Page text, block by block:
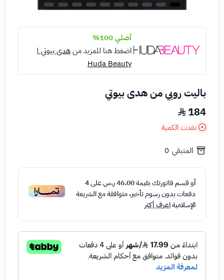
أصلي 100%
اضغط هنا للمزيد منهدى بيوتي |
Huda Beauty
باليت روبي من هدى بيوتي
184
نفدت الكمية
المتبقي 0
أو قسم فاتورتك بقيمة46.00 ر.س على4
دفعات بدون رسوم تأخير، متوافقة مع الشريعة
الإسلاميةاعرف أكثر